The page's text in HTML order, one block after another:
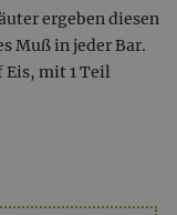
ergeben diesen
Muß in jeder Bar.
Eis, mit 1 Teil